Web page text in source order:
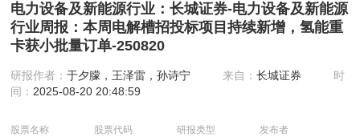
电力设备及新能源行业：长城证券-电力设备及新能源
行业周报：本周电解槽招投标项目持续新增，氢能重
卡获小批量订单-250820
研报作者：于夕朦，王泽雷，孙诗宁 来自：长城证券
时
间： 2025-08-20 20:48:59
股票名称 股票代码 研报类型 发布者